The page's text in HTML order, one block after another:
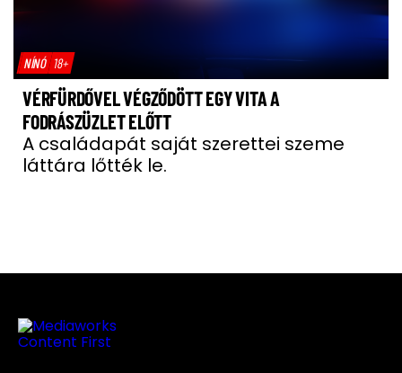
NÍNÓ 18+
VÉRFÜRDŐVEL VÉGZŐDÖTT EGY VITA A
FODRÁSZÜZLET ELŐTT
A családapát saját szerettei szeme
láttára lőtték le.